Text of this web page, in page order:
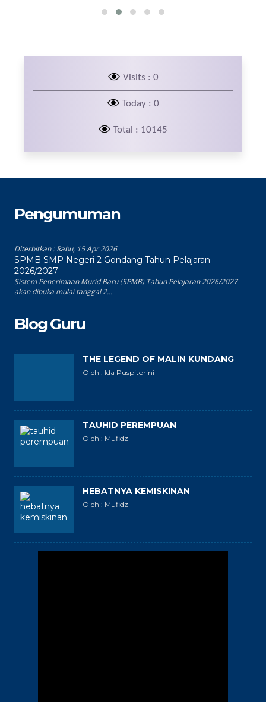
Visits : 0
Today : 0
Total : 10145
Pengumuman
Diterbitkan :Rabu, 15 Apr 2026
SPMB SMP Negeri 2 Gondang Tahun Pelajaran
2026/2027
Sistem Penerimaan Murid Baru (SPMB) Tahun Pelajaran 2026/2027
akan dibuka mulai tanggal 2...
Blog Guru
THE LEGEND OF MALIN KUNDANG
Oleh : Ida Puspitorini
TAUHID PEREMPUAN
Oleh : Mufidz
HEBATNYA KEMISKINAN
Oleh : Mufidz